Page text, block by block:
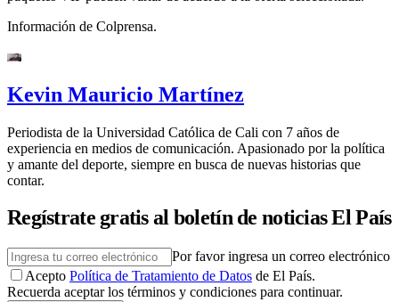
Información de Colprensa.
Kevin Mauricio Martínez
Periodista de la Universidad Católica de Cali con 7 años de
experiencia en medios de comunicación. Apasionado por la política
y amante del deporte, siempre en busca de nuevas historias que
contar.
Regístrate gratis al boletín de noticias El País
Por favor ingresa un correo electrónico
Acepto Política de Tratamiento de Datos de El País.
Recuerda aceptar los términos y condiciones para continuar.